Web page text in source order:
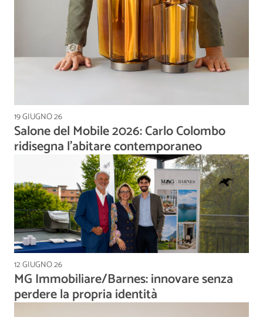
19 GIUGNO 26
Salone del Mobile 2026: Carlo Colombo
ridisegna l’abitare contemporaneo
12 GIUGNO 26
MG Immobiliare/Barnes: innovare senza
perdere la propria identità